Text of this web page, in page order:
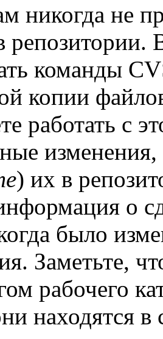
никогда не
репозитории.
команды
копии
работать с
) их в
о
было
Заметьте,
рабочего
находятся